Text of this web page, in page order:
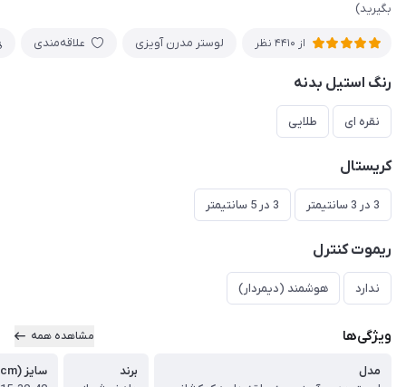
بگیرید)
از 4410 نظر لوستر مدرن آویزی علاقه‌مندی
رنگ استیل بدنه
نقره ای طلایی
کریستال
3 در 3 سانتیمتر 3 در 5 سانتیمتر
ریموت کنترل
ندارد هوشمند (دیمردار)
ویژگی‌ها مشاهده همه
مدل
برند
سایز (cm)